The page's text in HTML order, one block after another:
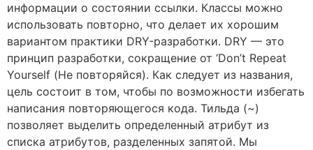
информации о состоянии ссылки. Классы можно
использовать повторно, что делает их хорошим
вариантом практики DRY-разработки. DRY — это
принцип разработки, сокращение от ‘Don’t Repeat
Yourself (Не повторяйся). Как следует из названия,
цель состоит в том, чтобы по возможности избегать
написания повторяющегося кода. Тильда (~)
позволяет выделить определенный атрибут из
списка атрибутов, разделенных запятой. Мы